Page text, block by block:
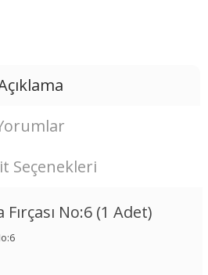
Seçenekleri
No:6 (1 Adet)